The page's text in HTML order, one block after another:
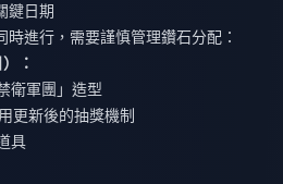
鍵日期
進行，需要謹慎管理鑽石分配：
：
衛軍團」造型
更新後的抽獎機制
具